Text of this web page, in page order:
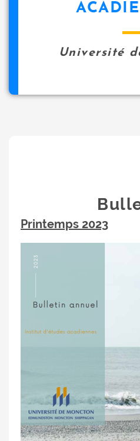
Université
Printemps 2023